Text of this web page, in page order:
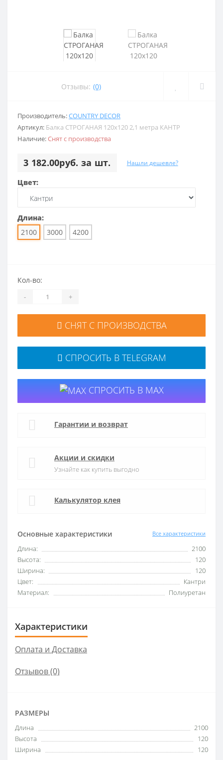
Отзывы: (0)
Производитель:COUNTRY DECOR
Артикул: Балка СТРОГАНАЯ 120х120 2,1 метра КАНТР
Наличие:Снят с производства
3 182.00руб. за шт. Нашли дешевле?
Цвет:
Длина:
2100
3000 4200
Основные характеристики Все характеристики
Длина:
2100
Высота:
120
Ширина:
120
Цвет:
Кантри
Материал:
Полиуретан
Кол-во:
- +
СНЯТ С ПРОИЗВОДСТВА
СПРОСИТЬ В TELEGRAM
СПРОСИТЬ В MAX
Гарантии и возврат
Акции и скидки
Узнайте как купить выгодно
Калькулятор клея
Характеристики
Оплата и Доставка
Отзывов (0)
РАЗМЕРЫ
Длина
2100
Высота
120
Ширина
120